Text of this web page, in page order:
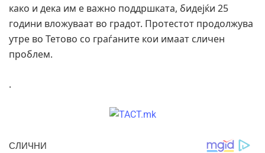
како и дека им е важно поддршката, бидејќи 25
години вложуваат во градот. Протестот продолжува
утре во Тетово со граѓаните кои имаат сличен
проблем.
.